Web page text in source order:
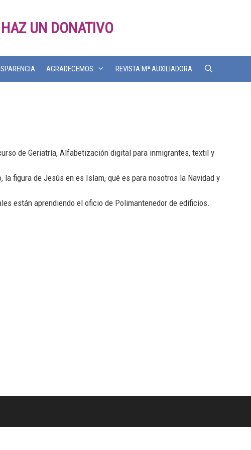
HAZ UN DONATIVO
AGRADECEMOS REVISTA Mª AUXILIADORA
de Geriatría, Alfabetización digital para inmigrantes, textil y
figura de Jesús en es Islam, qué es para nosotros la Navidad y
están aprendiendo el oficio de Polimantenedor de edificios.